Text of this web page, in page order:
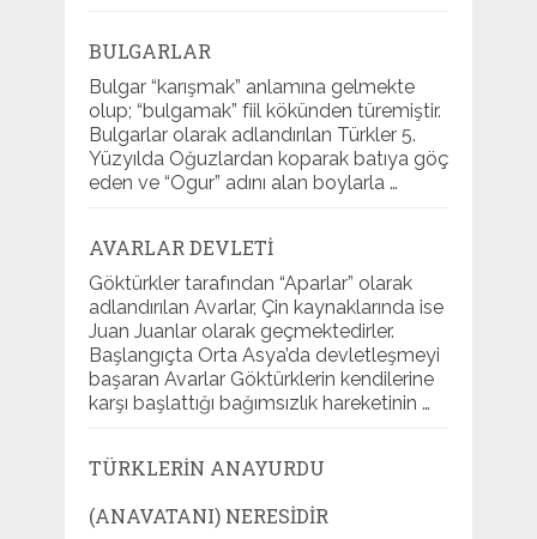
BULGARLAR
Bulgar “karışmak” anlamına gelmekte
olup; “bulgamak” fiil kökünden türemiştir.
Bulgarlar olarak adlandırılan Türkler 5.
Yüzyılda Oğuzlardan koparak batıya göç
eden ve “Ogur” adını alan boylarla …
AVARLAR DEVLETI
Göktürkler tarafından “Aparlar” olarak
adlandırılan Avarlar, Çin kaynaklarında ise
Juan Juanlar olarak geçmektedirler.
Başlangıçta Orta Asya’da devletleşmeyi
başaran Avarlar Göktürklerin kendilerine
karşı başlattığı bağımsızlık hareketinin …
TÜRKLERIN ANAYURDU
(ANAVATANI) NERESIDIR